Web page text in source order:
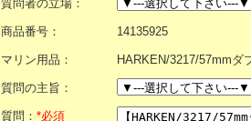
質問者の立場：
商品番号： 14135925
マリン用品： HARKEN/3217/57mmダ
質問の主旨：
質問： *必須